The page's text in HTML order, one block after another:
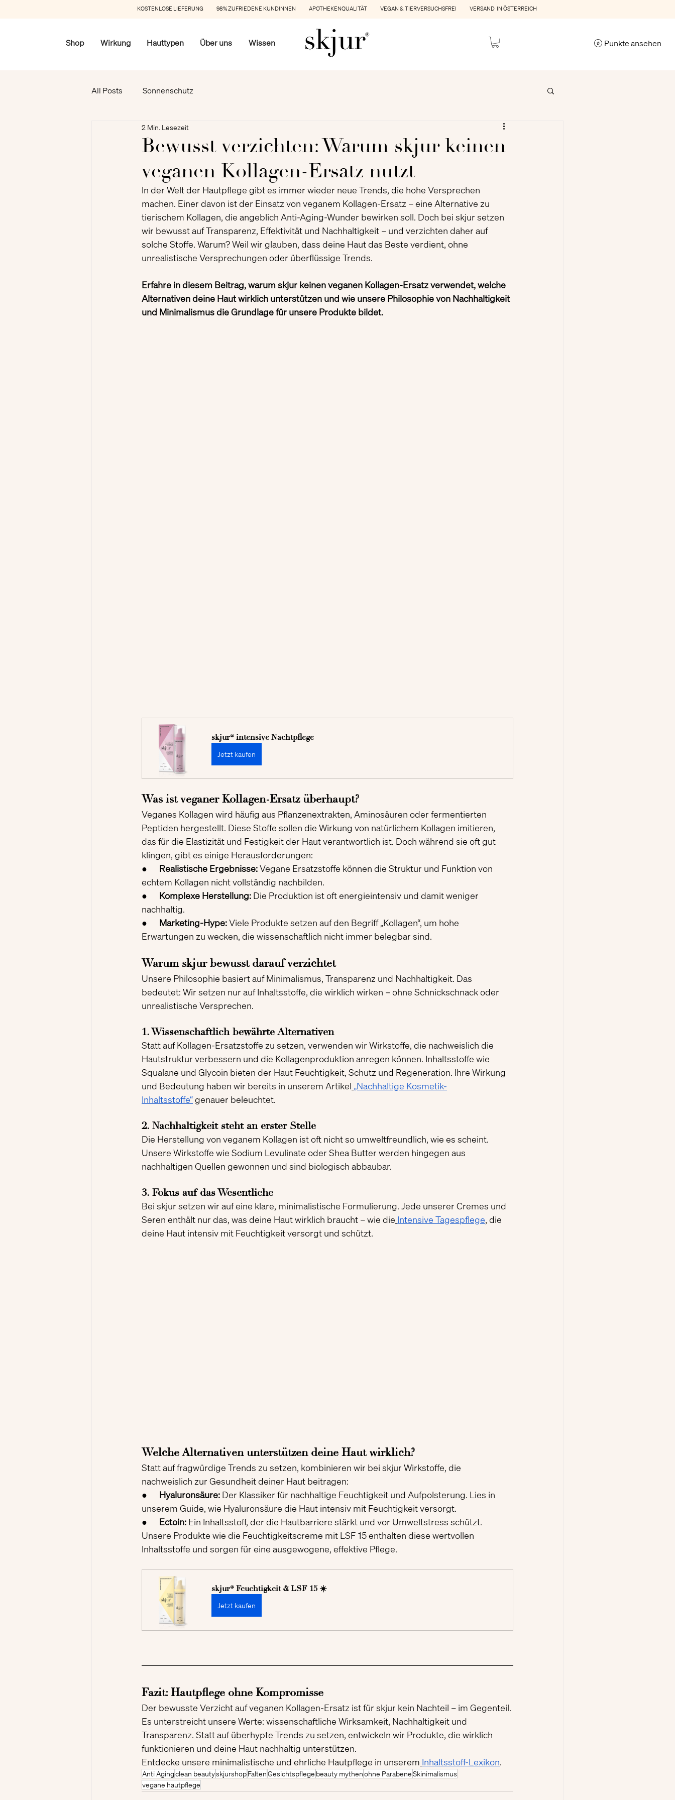
KOSTENLOSE LIEFERUNG 98% ZUFRIEDENE KUNDINNEN APOTHEKENQUALITÄT VEGAN & TIERVERSUCHSFREI VERSAND IN ÖSTERREICH
Shop Wirkung Hauttypen Über uns Wissen Punkte ansehen
All Posts Sonnenschutz
Bewusst verzichten: Warum skjur keinen
veganen Kollagen-Ersatz nutzt
2 Min. Lesezeit
In der Welt der Hautpflege gibt es immer wieder neue Trends, die hohe Versprechen
machen. Einer davon ist der Einsatz von veganem Kollagen-Ersatz – eine Alternative zu
tierischem Kollagen, die angeblich Anti-Aging-Wunder bewirken soll. Doch bei skjur setzen
wir bewusst auf Transparenz, Effektivität und Nachhaltigkeit – und verzichten daher auf
solche Stoffe. Warum? Weil wir glauben, dass deine Haut das Beste verdient, ohne
unrealistische Versprechungen oder überflüssige Trends.
Erfahre in diesem Beitrag, warum skjur keinen veganen Kollagen-Ersatz verwendet, welche
Alternativen deine Haut wirklich unterstützen und wie unsere Philosophie von Nachhaltigkeit
und Minimalismus die Grundlage für unsere Produkte bildet.
skjur® intensive Nachtpflege
Jetzt kaufen
Was ist veganer Kollagen-Ersatz überhaupt?
Veganes Kollagen wird häufig aus Pflanzenextrakten, Aminosäuren oder fermentierten
Peptiden hergestellt. Diese Stoffe sollen die Wirkung von natürlichem Kollagen imitieren,
das für die Elastizität und Festigkeit der Haut verantwortlich ist. Doch während sie oft gut
klingen, gibt es einige Herausforderungen:
● Realistische Ergebnisse: Vegane Ersatzstoffe können die Struktur und Funktion von
echtem Kollagen nicht vollständig nachbilden.
● Komplexe Herstellung: Die Produktion ist oft energieintensiv und damit weniger
nachhaltig.
● Marketing-Hype: Viele Produkte setzen auf den Begriff „Kollagen“, um hohe
Erwartungen zu wecken, die wissenschaftlich nicht immer belegbar sind.
Warum skjur bewusst darauf verzichtet
Unsere Philosophie basiert auf Minimalismus, Transparenz und Nachhaltigkeit. Das
bedeutet: Wir setzen nur auf Inhaltsstoffe, die wirklich wirken – ohne Schnickschnack oder
unrealistische Versprechen.
1. Wissenschaftlich bewährte Alternativen
Statt auf Kollagen-Ersatzstoffe zu setzen, verwenden wir Wirkstoffe, die nachweislich die
Hautstruktur verbessern und die Kollagenproduktion anregen können. Inhaltsstoffe wie
Squalane und Glycoin bieten der Haut Feuchtigkeit, Schutz und Regeneration. Ihre Wirkung
und Bedeutung haben wir bereits in unserem Artikel „Nachhaltige Kosmetik-
Inhaltsstoffe“ genauer beleuchtet.
2. Nachhaltigkeit steht an erster Stelle
Die Herstellung von veganem Kollagen ist oft nicht so umweltfreundlich, wie es scheint.
Unsere Wirkstoffe wie Sodium Levulinate oder Shea Butter werden hingegen aus
nachhaltigen Quellen gewonnen und sind biologisch abbaubar.
3. Fokus auf das Wesentliche
Bei skjur setzen wir auf eine klare, minimalistische Formulierung. Jede unserer Cremes und
Seren enthält nur das, was deine Haut wirklich braucht – wie die Intensive Tagespflege, die
deine Haut intensiv mit Feuchtigkeit versorgt und schützt.
Welche Alternativen unterstützen deine Haut wirklich?
Statt auf fragwürdige Trends zu setzen, kombinieren wir bei skjur Wirkstoffe, die
nachweislich zur Gesundheit deiner Haut beitragen:
● Hyaluronsäure: Der Klassiker für nachhaltige Feuchtigkeit und Aufpolsterung. Lies in
unserem Guide, wie Hyaluronsäure die Haut intensiv mit Feuchtigkeit versorgt.
● Ectoin: Ein Inhaltsstoff, der die Hautbarriere stärkt und vor Umweltstress schützt.
Unsere Produkte wie die Feuchtigkeitscreme mit LSF 15 enthalten diese wertvollen
Inhaltsstoffe und sorgen für eine ausgewogene, effektive Pflege.
skjur® Feuchtigkeit & LSF 15 ☀️
Jetzt kaufen
Fazit: Hautpflege ohne Kompromisse
Der bewusste Verzicht auf veganen Kollagen-Ersatz ist für skjur kein Nachteil – im Gegenteil.
Es unterstreicht unsere Werte: wissenschaftliche Wirksamkeit, Nachhaltigkeit und
Transparenz. Statt auf überhypte Trends zu setzen, entwickeln wir Produkte, die wirklich
funktionieren und deine Haut nachhaltig unterstützen.
Entdecke unsere minimalistische und ehrliche Hautpflege in unserem Inhaltsstoff-Lexikon.
Anti Agingclean beautyskjurshopFaltenGesichtspflege beauty mythenohne ParabeneSkinimalismus
vegane hautpflege